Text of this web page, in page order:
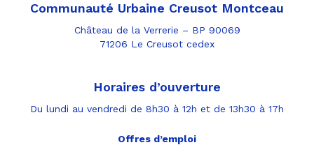
Communauté Urbaine Creusot Montceau
Château de la Verrerie – BP 90069
71206 Le Creusot cedex
Horaires d’ouverture
Du lundi au vendredi de 8h30 à 12h et de 13h30 à 17h
Offres d’emploi